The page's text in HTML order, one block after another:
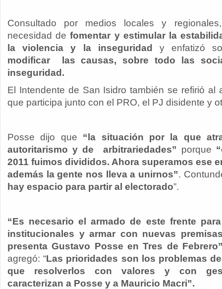
Consultado por medios locales y
necesidad defomentar y estimular la
la violencia y la inseguridad
y enfatizó
modificar las causas, sobre todo las
inseguridad.
El Intendente de San Isidro también se refirió al
que participa junto con el PRO, el PJ disidente y
Posse dijo que “la situación por la que
autoritarismo y de arbitrariedades” porque
2011 fuimos divididos. Ahora superamos ese
además la gente nos lleva a unirnos”.
hay espacio para partir al electorado”.
“Es necesario el armado de este frente
institucionales y armar con nuevas
presenta Gustavo Posse en Tres de
agregó: “Las prioridades son los problemas
que resolverlos con valores y con
caracterizan a Posse y a Mauricio Macri”.